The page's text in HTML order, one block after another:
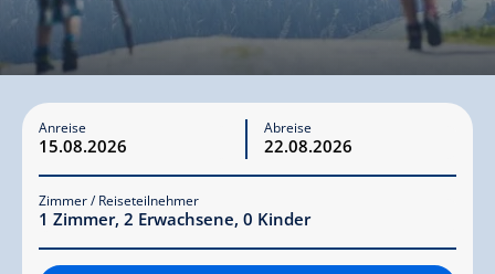
Anreise Abreise
Zimmer / Reiseteilnehmer
1 Zimmer, 2 Erwachsene, 0 Kinder